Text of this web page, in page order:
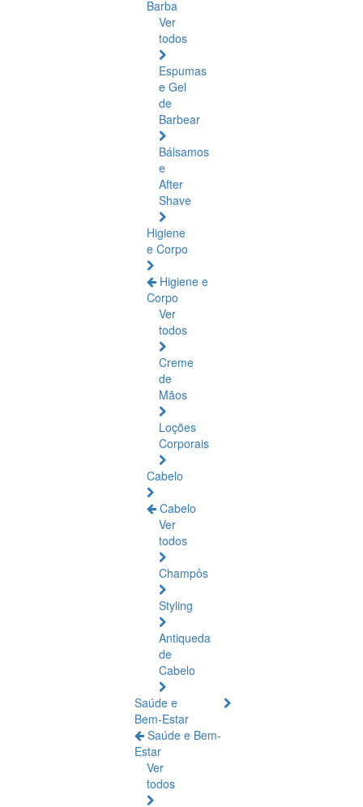
Barba
Ver
todos
Espumas
e Gel
de
Barbear
Bálsamos
e
After
Shave
Higiene
e Corpo
Higiene e
Corpo
Ver
todos
Creme
de
Mãos
Loções
Corporais
Cabelo
Cabelo
Ver
todos
Champôs
Styling
Antiqueda
de
Cabelo
Saúde e
Bem-Estar
Saúde e Bem-
Estar
Ver
todos